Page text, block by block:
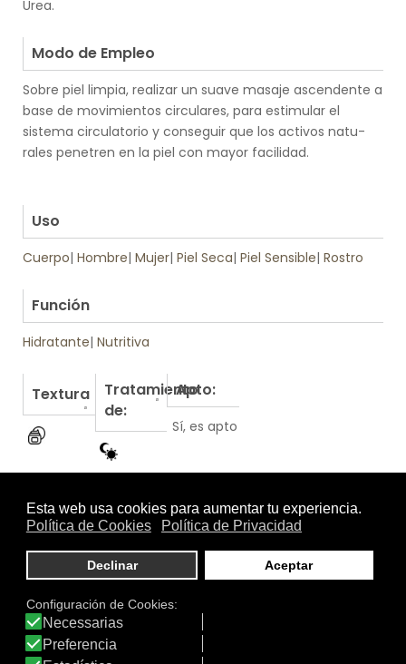
Urea.
Modo de Empleo
Sobre piel limpia, realizar un suave masaje ascendente a
base de movimientos circulares, para estimular el
sistema circulatorio y conseguir que los activos na­tu­
rales penetren en la piel con mayor facilidad.
Uso
Cuerpo| Hombre| Mujer| Piel Seca| Piel Sensible| Rostro
Función
Hidratante| Nutritiva
Textura
Tratamiento
de:
Apto:
Sí, es apto
Otros productos de TH Pharma